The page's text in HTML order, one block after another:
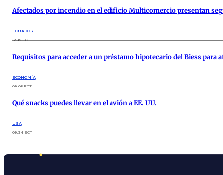
Afectados por incendio en el edificio Multicomercio presentan
ECUADOR
12:19 ECT
Requisitos para acceder a un préstamo hipotecario del Biess para
ECONOMÍA
09:08 ECT
Qué snacks puedes llevar en el avión a EE. UU.
USA
09:34 ECT